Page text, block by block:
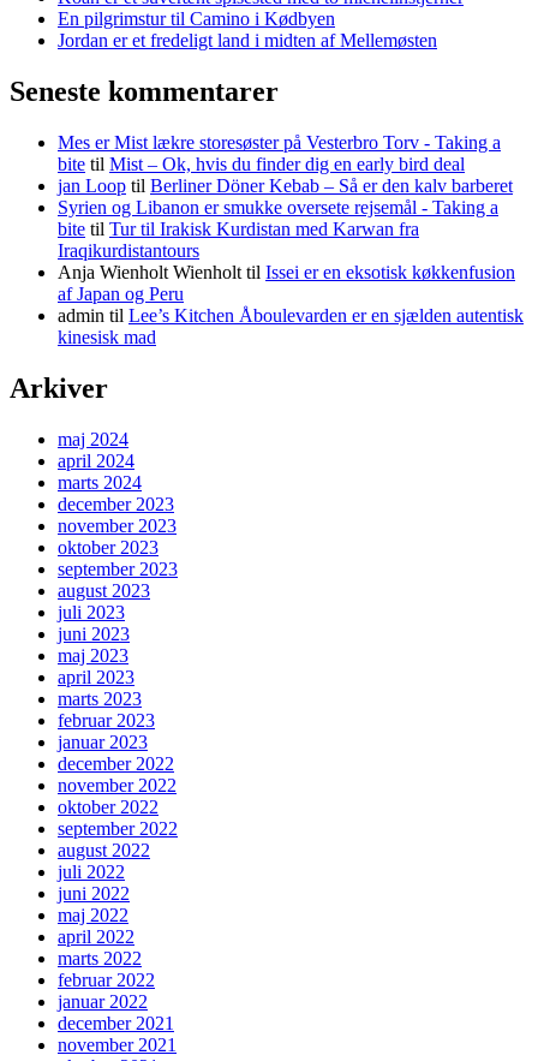
En pilgrimstur til Camino i Kødbyen
Jordan er et fredeligt land i midten af Mellemøsten
Seneste kommentarer
Mes er Mist lækre storesøster på Vesterbro Torv - Taking a
bite til Mist – Ok, hvis du finder dig en early bird deal
jan Loop til Berliner Döner Kebab – Så er den kalv barberet
Syrien og Libanon er smukke oversete rejsemål - Taking a
bite til Tur til Irakisk Kurdistan med Karwan fra
Iraqikurdistantours
Anja Wienholt Wienholt til Issei er en eksotisk køkkenfusion
af Japan og Peru
admin til Lee’s Kitchen Åboulevarden er en sjælden autentisk
kinesisk mad
Arkiver
maj 2024
april 2024
marts 2024
december 2023
november 2023
oktober 2023
september 2023
august 2023
juli 2023
juni 2023
maj 2023
april 2023
marts 2023
februar 2023
januar 2023
december 2022
november 2022
oktober 2022
september 2022
august 2022
juli 2022
juni 2022
maj 2022
april 2022
marts 2022
februar 2022
januar 2022
december 2021
november 2021